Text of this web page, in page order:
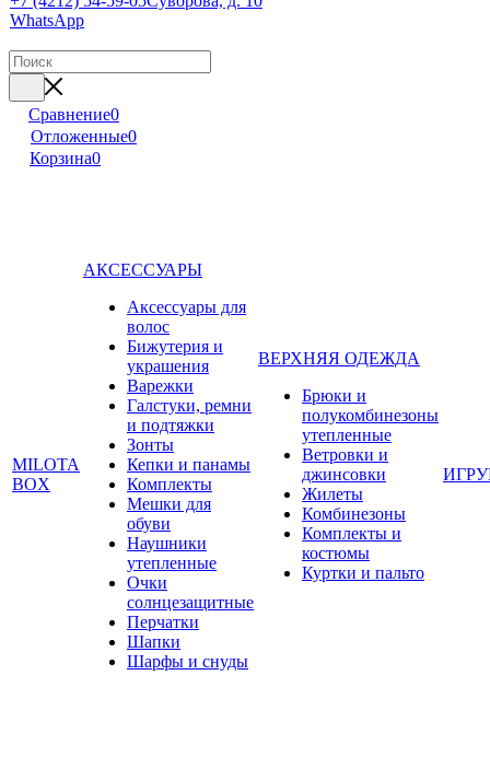
WhatsApp
Сравнение0
Отложенные0
Корзина0
MILOTA
BOX
АКСЕССУАРЫ
Аксессуары для
волос
Бижутерия и
украшения
Варежки
Галстуки, ремни
и подтяжки
Зонты
Кепки и панамы
Комплекты
Мешки для
обуви
Наушники
утепленные
Очки
солнцезащитные
Перчатки
Шапки
Шарфы и снуды
ВЕРХНЯЯ ОДЕЖДА
Брюки и
полукомбинезоны
утепленные
Ветровки и
джинсовки
Жилеты
Комбинезоны
Комплекты и
костюмы
Куртки и пальто